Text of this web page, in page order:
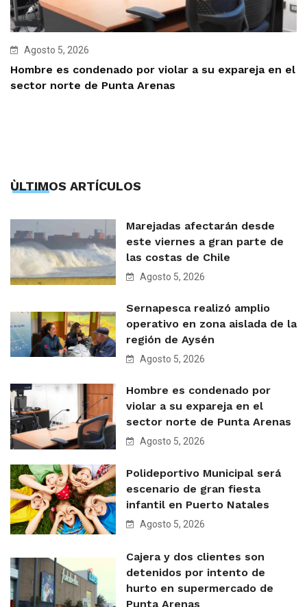
Agosto 5, 2026
Hombre es condenado por violar a su expareja en el
sector norte de Punta Arenas
ÙLTIMOS ARTÍCULOS
Marejadas afectarán desde
este viernes a gran parte de
las costas de Chile
Agosto 5, 2026
Sernapesca realizó amplio
operativo en zona aislada de la
región de Aysén
Agosto 5, 2026
Hombre es condenado por
violar a su expareja en el
sector norte de Punta Arenas
Agosto 5, 2026
Polideportivo Municipal será
escenario de gran fiesta
infantil en Puerto Natales
Agosto 5, 2026
Cajera y dos clientes son
detenidos por intento de
hurto en supermercado de
Punta Arenas